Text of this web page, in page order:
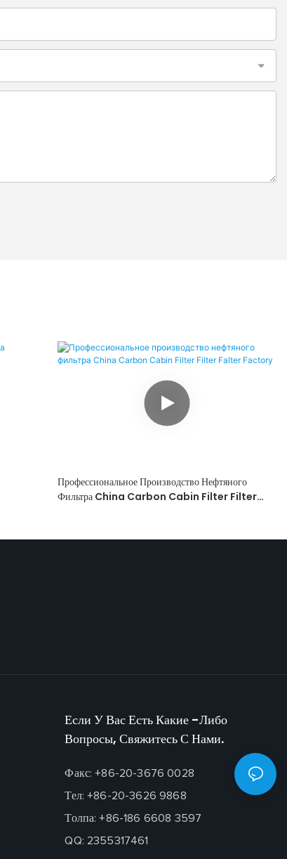
Профессиональное Производство Нефтяного
Фильтра China Carbon Cabin Filter Filter
Если У Вас Есть Какие -либо
Вопросы, Свяжитесь С Нами.
Факс: +86-20-3676 0028
Тел: +86-20-3626 9868
Толпа: +86-186 6608 3597
QQ: 2355317461